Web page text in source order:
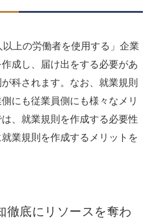
上の労働者を使用する」企業
成し、届け出をする必要があ
科されます。なお、就業規則
にも従業員側にも様々なメリ
、就業規則を作成する必要性
業規則を作成するメリットを
徹底にリソースを奪わ